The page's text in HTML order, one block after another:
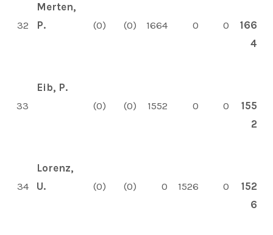
32
Merten,
P.
(0) (0) 1664 0 0
166
4
33
Eib, P.
(0)
(0) 1552 0 0
155
2
34
Lorenz,
U.
(0) (0) 0 1526 0
152
6